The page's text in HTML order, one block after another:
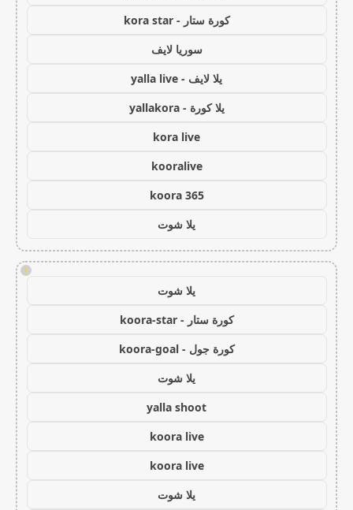
كورة ستار - kora star
سوريا لايف
يلا لايف - yalla live
يلا كورة - yallakora
kora live
kooralive
koora 365
يلا شوت
!
يلا شوت
كورة ستار - koora-star
كورة جول - koora-goal
يلا شوت
yalla shoot
koora live
koora live
يلا شوت